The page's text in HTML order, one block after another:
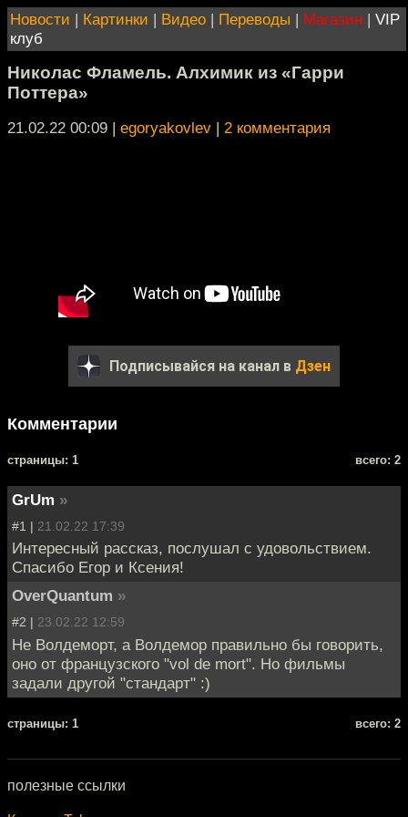
Новости | Картинки | Видео | Переводы | Магазин | VIP
клуб
Николас Фламель. Алхимик из «Гарри
Поттера»
21.02.22 00:09 | egoryakovlev | 2 комментария
Подписывайся на канал в Дзен
Комментарии
cтраницы: 1 всего: 2
GrUm »
#1 | 21.02.22 17:39
Интересный рассказ, послушал с удовольствием.
Спасибо Егор и Ксения!
OverQuantum »
#2 | 23.02.22 12:59
Не Волдеморт, а Волдемор правильно бы говорить,
оно от французского "vol de mort". Но фильмы
задали другой "стандарт" :)
cтраницы: 1 всего: 2
полезные ссылки